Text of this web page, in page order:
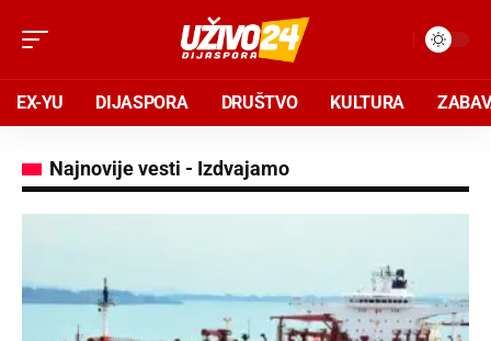
EX-YU DIJASPORA DRUŠTVO KULTURA
Najnovije vesti - Izdvajamo